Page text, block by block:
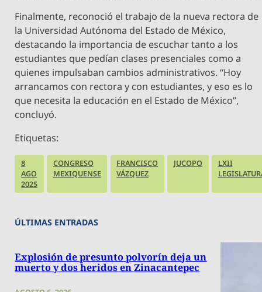
Finalmente, reconoció el trabajo de la nueva rectora de
la Universidad Autónoma del Estado de México,
destacando la importancia de escuchar tanto a los
estudiantes que pedían clases presenciales como a
quienes impulsaban cambios administrativos. “Hoy
arrancamos con rectora y con estudiantes, y eso es lo
que necesita la educación en el Estado de México”,
concluyó.
Etiquetas:
8
AGO
2025
CONGRESO
MEXIQUENSE
FRANCISCO
VÁZQUEZ
JUCOPO
LXII
ÚLTIMAS ENTRADAS
Explosión de presunto polvorín deja un
muerto y dos heridos en Zinacantepec